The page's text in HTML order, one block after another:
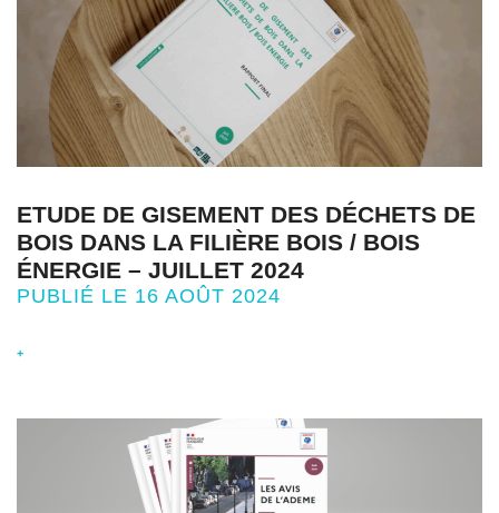
ETUDE DE GISEMENT DES DÉCHETS DE
BOIS DANS LA FILIÈRE BOIS / BOIS
ÉNERGIE – JUILLET 2024
PUBLIÉ LE 16 AOÛT 2024
+